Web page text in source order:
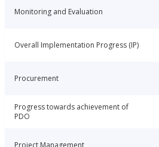
Monitoring and Evaluation
Overall Implementation Progress (IP)
Procurement
Progress towards achievement of
PDO